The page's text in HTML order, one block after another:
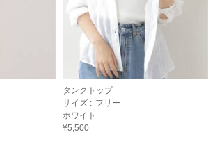
タンクトップ
サイズ : フリー
ホワイト
¥5,500